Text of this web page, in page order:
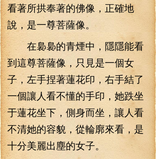
看著所拱奉著的佛像，正確地
說，是一尊菩薩像。
在裊裊的青煙中，隱隱能看
到這尊菩薩像，只見是一個女
子，左手捏著蓮花印，右手結了
一個讓人看不懂的手印，她跌坐
于蓮花坐下，側身而坐，讓人看
不清她的容貌，從輪廓來看，是
十分美麗出塵的女子。